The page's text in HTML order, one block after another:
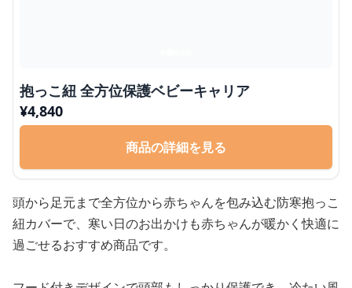
抱っこ紐 全方位保護ベビーキャリア
¥4,840
商品の詳細を見る
頭から足元まで全方位から赤ちゃんを包み込む防寒抱っこ
紐カバーで、寒い日のお出かけも赤ちゃんが暖かく快適に
過ごせるおすすめ商品です。